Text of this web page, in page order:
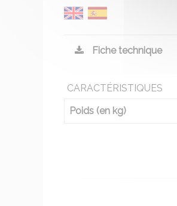
Fiche technique
CARACTÉRISTIQUES
Poids (en kg)